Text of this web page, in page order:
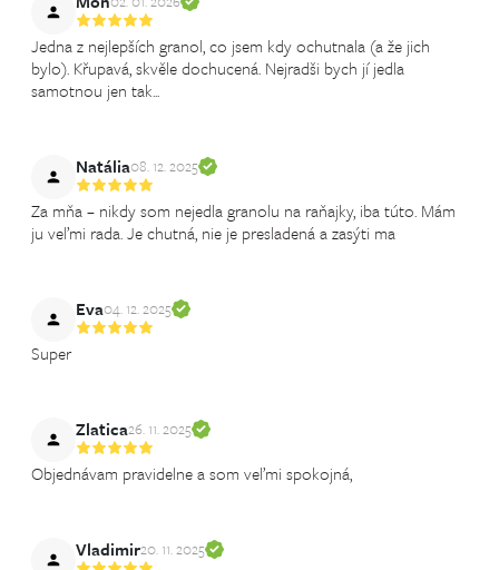
Jedna z nejlepších granol, co jsem kdy ochutnala (a že jich
bylo). Křupavá, skvěle dochucená. Nejradši bych jí jedla
samotnou jen tak...
Natália08. 12. 2025
Za mňa – nikdy som nejedla granolu na raňajky, iba túto. Mám
ju veľmi rada. Je chutná, nie je presladená a zasýti ma
Eva04. 12. 2025
Super
Zlatica26. 11. 2025
Objednávam pravidelne a som veľmi spokojná,
Vladimir20. 11. 2025